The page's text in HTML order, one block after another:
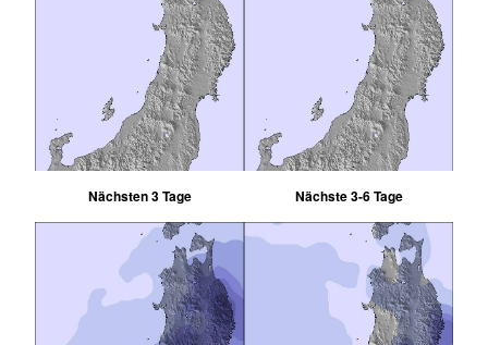
Nächsten 3 Tage Nächste 3-6 Tage